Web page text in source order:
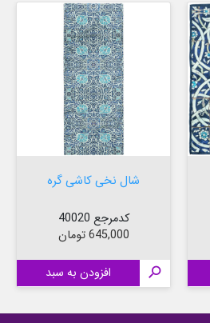
شال نخی کاشی گره
کدمرجع 40020
قیمت
645,000 تومان
 افزودن به سبد